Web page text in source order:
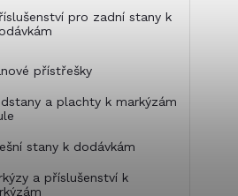
pro zadní stany k
přístřešky
a plachty k markýzám
stany k dodávkám
a příslušenství k